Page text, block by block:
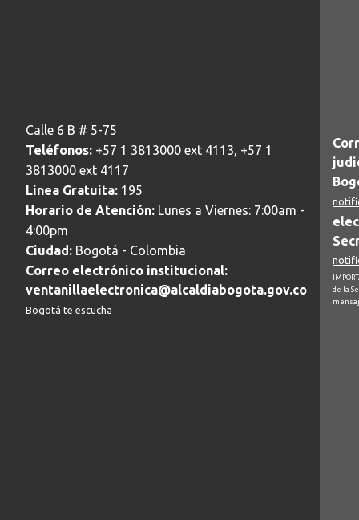
Calle 6 B # 5-75
Teléfonos: +57 1 3813000 ext 4113, +57 1
3813000 ext 4117
Linea Gratuita: 195
Horario de Atención: Lunes a Viernes: 7:00am -
4:00pm
Ciudad: Bogotá - Colombia
Correo electrónico institucional:
ventanillaelectronica@alcaldiabogota.gov.co
Bogotá te escucha
de la